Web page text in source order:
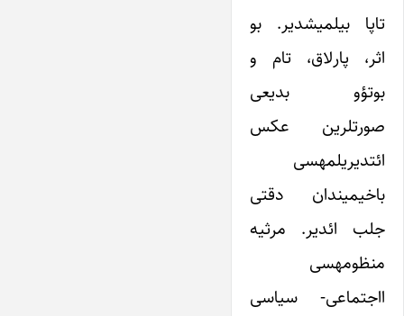
تاپا بیلمیشدیر. بو
اثر، پارلاق، تام و
بوتؤو بدیعی
صورتلرین عکس
ائتدیریلمه‎سی
باخیمیندان دقتی
جلب ائدیر. مرثیه
منظومه‎سی
ااجتماعی- سیاسی